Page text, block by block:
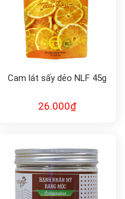
Cam lát sấy dẻo NLF 45g
26.000₫